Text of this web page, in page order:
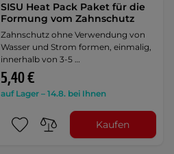
SISU Heat Pack Paket für die
Formung vom Zahnschutz
Zahnschutz ohne Verwendung von
Wasser und Strom formen, einmalig,
innerhalb von 3-5 …
5,40 €
auf Lager – 14.8. bei Ihnen
Kaufen